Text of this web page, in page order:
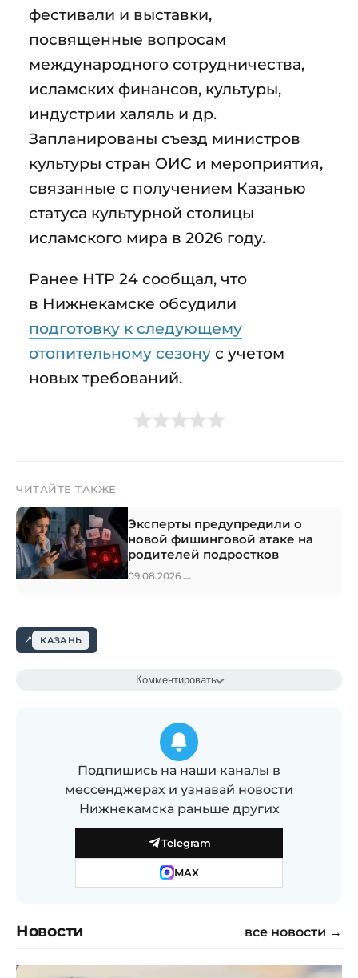
фестивали и выставки,
посвященные вопросам
международного сотрудничества,
исламских финансов, культуры,
индустрии халяль и др.
Запланированы съезд министров
культуры стран ОИС и мероприятия,
связанные с получением Казанью
статуса культурной столицы
исламского мира в 2026 году.
Ранее НТР 24 сообщал, что
в Нижнекамске обсудили
подготовку к следующему
отопительному сезону с учетом
новых требований.
ЧИТАЙТЕ ТАКЖЕ
Эксперты предупредили о
новой фишинговой атаке на
родителей подростков
09.08.2026 →
КАЗАНЬ
Комментировать
Подпишись на наши каналы в
мессенджерах и узнавай новости
Нижнекамска раньше других
Telegram
MAX
Новости все новости →